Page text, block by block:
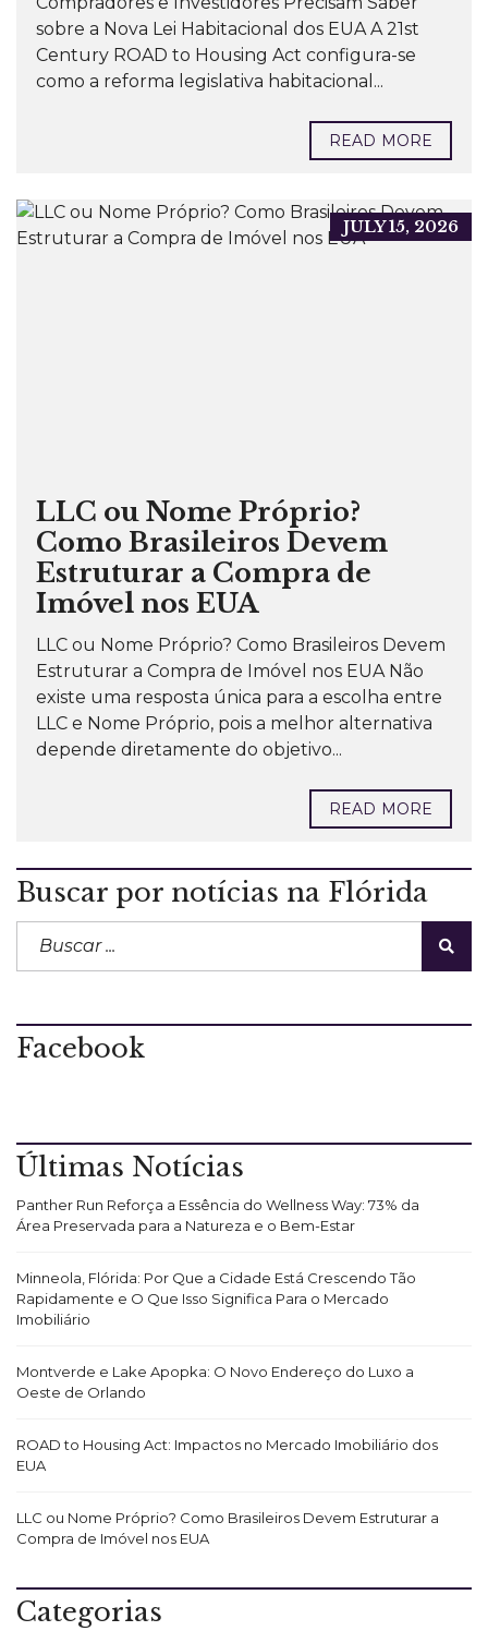
sobre a Nova Lei Habitacional dos EUA A 21st
Century ROAD to Housing Act configura-se
como a reforma legislativa habitacional...
READ MORE
JULY 15, 2026
LLC ou Nome Próprio?
Como Brasileiros Devem
Estruturar a Compra de
Imóvel nos EUA
LLC ou Nome Próprio? Como Brasileiros Devem
Estruturar a Compra de Imóvel nos EUA Não
existe uma resposta única para a escolha entre
LLC e Nome Próprio, pois a melhor alternativa
depende diretamente do objetivo...
READ MORE
Buscar por notícias na Flórida
Facebook
Últimas Notícias
Panther Run Reforça a Essência do Wellness Way: 73% da
Área Preservada para a Natureza e o Bem-Estar
Minneola, Flórida: Por Que a Cidade Está Crescendo Tão
Rapidamente e O Que Isso Significa Para o Mercado
Imobiliário
Montverde e Lake Apopka: O Novo Endereço do Luxo a
Oeste de Orlando
ROAD to Housing Act: Impactos no Mercado Imobiliário dos
EUA
LLC ou Nome Próprio? Como Brasileiros Devem Estruturar a
Compra de Imóvel nos EUA
Categorias